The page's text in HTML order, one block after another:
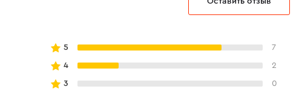
5 7
4 2
3 0